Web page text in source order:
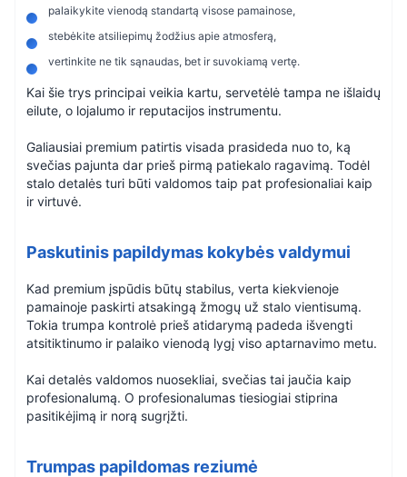
palaikykite vienodą standartą visose pamainose,
stebėkite atsiliepimų žodžius apie atmosferą,
vertinkite ne tik sąnaudas, bet ir suvokiamą vertę.
Kai šie trys principai veikia kartu, servetėlė tampa ne išlaidų
eilute, o lojalumo ir reputacijos instrumentu.
Galiausiai premium patirtis visada prasideda nuo to, ką
svečias pajunta dar prieš pirmą patiekalo ragavimą. Todėl
stalo detalės turi būti valdomos taip pat profesionaliai kaip
ir virtuvė.
Paskutinis papildymas kokybės valdymui
Kad premium įspūdis būtų stabilus, verta kiekvienoje
pamainoje paskirti atsakingą žmogų už stalo vientisumą.
Tokia trumpa kontrolė prieš atidarymą padeda išvengti
atsitiktinumo ir palaiko vienodą lygį viso aptarnavimo metu.
Kai detalės valdomos nuosekliai, svečias tai jaučia kaip
profesionalumą. O profesionalumas tiesiogiai stiprina
pasitikėjimą ir norą sugrįžti.
Trumpas papildomas reziumė